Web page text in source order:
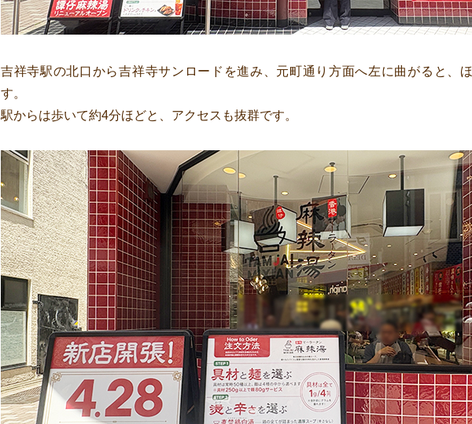
吉祥寺駅の北口から吉祥寺サンロードを進み、元町通り方面へ左に曲がると、
す。
駅からは歩いて約4分ほどと、アクセスも抜群です。